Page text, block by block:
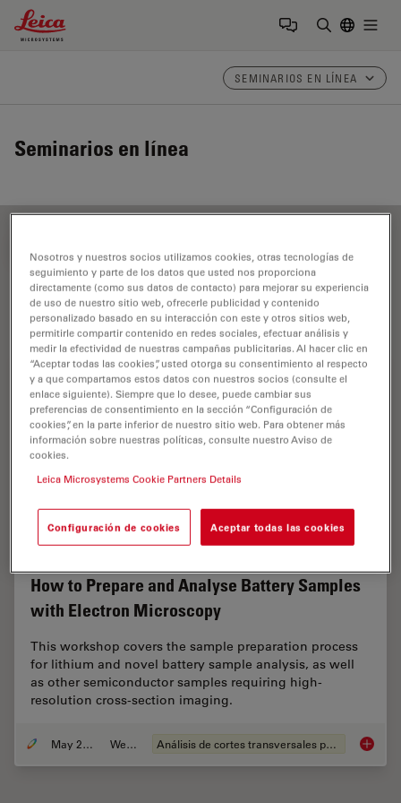
Leica Microsystems Logo
SEMINARIOS EN LÍNEA
Seminarios en línea
FILTER ARTICLES
Análisis de cortes transversales para la
microelectrónica
How to Prepare and Analyse Battery Samples
with Electron Microscopy
This workshop covers the sample preparation process
for lithium and novel battery sample analysis, as well
as other semiconductor samples requiring high-
resolution cross-section imaging.
May 25, 2023 Webinar Análisis de cortes transversales para la microelectrónica How to
Nosotros y nuestros socios utilizamos cookies, otras tecnologías de
seguimiento y parte de los datos que usted nos proporciona
directamente (como sus datos de contacto) para mejorar su experiencia
de uso de nuestro sitio web, ofrecerle publicidad y contenido
personalizado basado en su interacción con este y otros sitios web,
permitirle compartir contenido en redes sociales, efectuar análisis y
medir la efectividad de nuestras campañas publicitarias. Al hacer clic en
“Aceptar todas las cookies”, usted otorga su consentimiento al respecto
y a que compartamos estos datos con nuestros socios (consulte el
enlace siguiente). Siempre que lo desee, puede cambiar sus
preferencias de consentimiento en la sección “Configuración de
cookies”, en la parte inferior de nuestro sitio web. Para obtener más
información sobre nuestras políticas, consulte nuestro Aviso de
cookies.
Leica Microsystems Cookie Partners Details
Configuración de cookies Aceptar todas las cookies